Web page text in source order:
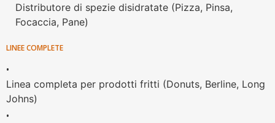
Distributore di spezie disidratate (Pizza, Pinsa,
Focaccia, Pane)
LINEE COMPLETE
•
Linea completa per prodotti fritti (Donuts, Berline, Long
Johns)
•